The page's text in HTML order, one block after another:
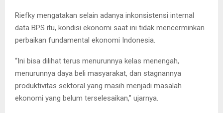
Riefky mengatakan selain adanya inkonsistensi internal
data BPS itu, kondisi ekonomi saat ini tidak mencerminkan
perbaikan fundamental ekonomi Indonesia.
“Ini bisa dilihat terus menurunnya kelas menengah,
menurunnya daya beli masyarakat, dan stagnannya
produktivitas sektoral yang masih menjadi masalah
ekonomi yang belum terselesaikan,” ujarnya.